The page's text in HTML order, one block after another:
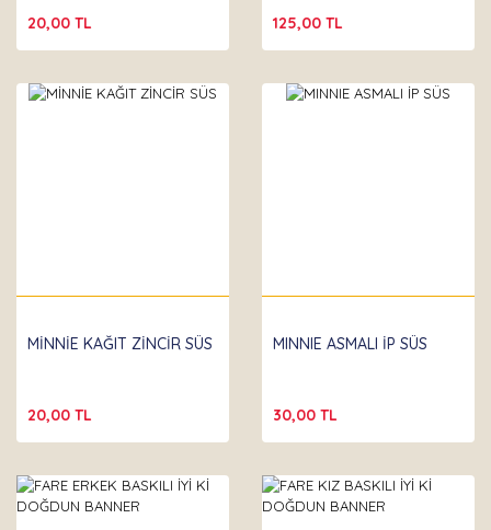
20,00 TL 125,00 TL
MİNNİE KAĞIT ZİNCİR SÜS
20,00 TL
MINNIE ASMALI İP SÜS
30,00 TL